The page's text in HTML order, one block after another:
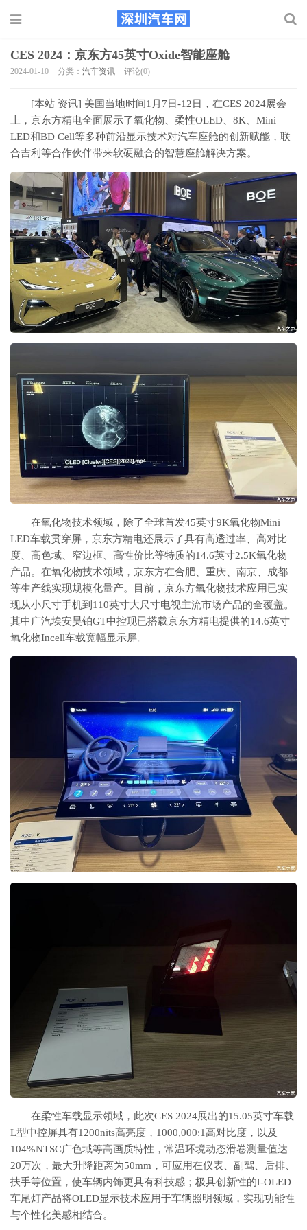
CES 2024：京东方45英寸Oxide智能座舱
2024-01-10 分类： 汽车资讯 评论(0)
[本站 资讯] 美国当地时间1月7日-12日，在CES 2024展会
上，京东方精电全面展示了氧化物、柔性OLED、8K、Mini
LED和BD Cell等多种前沿显示技术对汽车座舱的创新赋能，联
合吉利等合作伙伴带来软硬融合的智慧座舱解决方案。
在氧化物技术领域，除了全球首发45英寸9K氧化物Mini
LED车载贯穿屏，京东方精电还展示了具有高透过率、高对比
度、高色域、窄边框、高性价比等特质的14.6英寸2.5K氧化物
产品。在氧化物技术领域，京东方在合肥、重庆、南京、成都
等生产线实现规模化量产。目前，京东方氧化物技术应用已实
现从小尺寸手机到110英寸大尺寸电视主流市场产品的全覆盖。
其中广汽埃安昊铂GT中控现已搭载京东方精电提供的14.6英寸
氧化物Incell车载宽幅显示屏。
在柔性车载显示领域，此次CES 2024展出的15.05英寸车载
L型中控屏具有1200nits高亮度，1000,000:1高对比度，以及
104%NTSC广色域等高画质特性，常温环境动态滑卷测量值达
20万次，最大升降距离为50mm，可应用在仪表、副驾、后排、
扶手等位置，使车辆内饰更具有科技感；极具创新性的f-OLED
车尾灯产品将OLED显示技术应用于车辆照明领域，实现功能性
与个性化美感相结合。